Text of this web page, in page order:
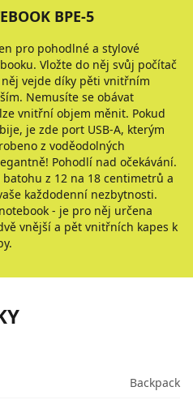
BPE-5
pro pohodlné a stylové
Vložte do něj svůj počítač
vejde díky pěti vnitřním
Nemusíte se obávat
vnitřní objem měnit. Pokud
je zde port USB-A, kterým
z voděodolných
Pohodlí nad očekávání.
z 12 na 18 centimetrů a
každodenní nezbytnosti.
- je pro něj určena
vnější a pět vnitřních kapes k
Backpack